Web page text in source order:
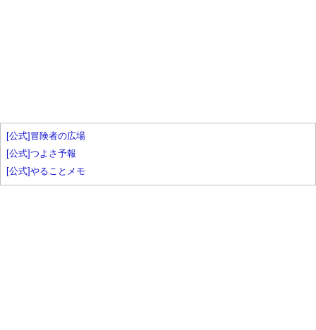
[公式]冒険者の広場
[公式]つよさ予報
[公式]やることメモ